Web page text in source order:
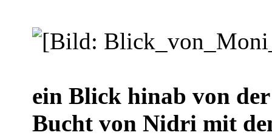
ein Blick hinab von
Bucht von Nidri mit